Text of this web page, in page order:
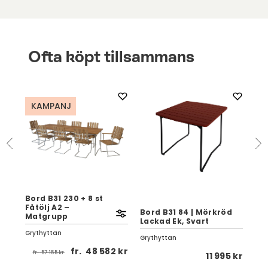
Ofta köpt tillsammans
KAMPANJ
Bord B31 230 + 8 st
Fåtölj A2 –
Matgrupp
Grythyttan
fr.57 155 kr fr. 48 582 kr
Bord B31 84 | Mörkröd
Lackad Ek, Svart
Grythyttan
11 995 kr